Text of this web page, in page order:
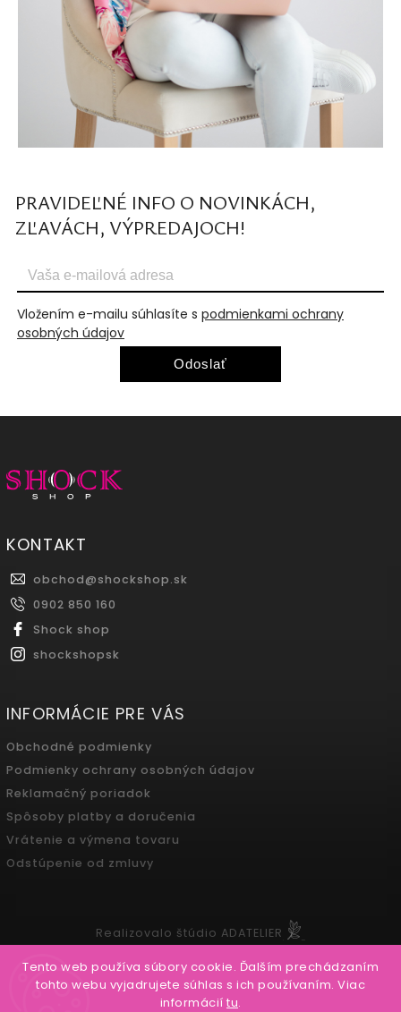
Tento web používa súbory cookie. Ďalším prechádzaním
tohto webu vyjadrujete súhlas s ich používaním. Viac
informácií tu.
PRAVIDEĽNÉ INFO O NOVINKÁCH,
ZĽAVÁCH, VÝPREDAJOCH!
Vložením e-mailu súhlasíte s podmienkami ochrany
osobných údajov
Odoslať
KONTAKT
obchod@shockshop.sk
0902 850 160
Shock shop
shockshopsk
INFORMÁCIE PRE VÁS
Obchodné podmienky
Podmienky ochrany osobných údajov
Reklamačný poriadok
Spôsoby platby a doručenia
Vrátenie a výmena tovaru
Odstúpenie od zmluvy
Realizovalo štúdio ADATELIER